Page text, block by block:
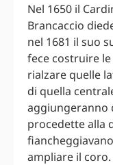
Nel 1650 il
Brancaccio
nel 1681 il suo
fece costruire
rialzare quelle
di quella
aggiungeranno
procedette alla
ampliare il coro.